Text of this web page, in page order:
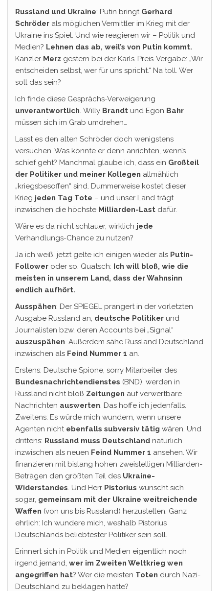
Russland und Ukraine: Putin bringt Gerhard
Schröder als möglichen Vermittler im Krieg mit der
Ukraine ins Spiel. Und wie reagieren wir – Politik und
Medien? Lehnen das ab, weil’s von Putin kommt.
Kanzler Merz gestern bei der Karls-Preis-Vergabe: „Wir
entscheiden selbst, wer für uns spricht.“ Na toll. Wer
soll das sein?
Ich finde diese Gesprächs-Verweigerung
unverantwortlich. Willy Brandt und Egon Bahr
müssen sich im Grab umdrehen…
Lasst es den alten Schröder doch wenigstens
versuchen. Was könnte er denn anrichten, wenn’s
schief geht? Manchmal glaube ich, dass ein Großteil
der Politiker und meiner Kollegen allmählich
„kriegsbesoffen“ sind. Dummerweise kostet dieser
Krieg jeden Tag Tote – und unser Land trägt
inzwischen die höchste Milliarden-Last dafür.
Wäre es da nicht schlauer, wirklich jede
Verhandlungs-Chance zu nutzen?
Ja ich weiß, jetzt gelte ich einigen wieder als Putin-
Follower oder so. Quatsch: Ich will bloß, wie die
meisten in unserem Land, dass der Wahnsinn
endlich aufhört.
Ausspähen: Der SPIEGEL prangert in der vorletzten
Ausgabe Russland an, deutsche Politiker und
Journalisten bzw. deren Accounts bei „Signal“
auszuspähen. Außerdem sähe Russland Deutschland
inzwischen als Feind Nummer 1 an.
Erstens: Deutsche Spione, sorry Mitarbeiter des
Bundesnachrichtendienstes (BND), werden in
Russland nicht bloß Zeitungen auf verwertbare
Nachrichten auswerten. Das hoffe ich jedenfalls.
Zweitens: Es würde mich wundern, wenn unsere
Agenten nicht ebenfalls subversiv tätig wären. Und
drittens: Russland muss Deutschland natürlich
inzwischen als neuen Feind Nummer 1 ansehen. Wir
finanzieren mit bislang hohen zweistelligen Milliarden-
Beträgen den größten Teil des Ukraine-
Widerstandes. Und Herr Pistorius wünscht sich
sogar, gemeinsam mit der Ukraine weitreichende
Waffen (von uns bis Russland) herzustellen. Ganz
ehrlich: Ich wundere mich, weshalb Pistorius
Deutschlands beliebtester Politiker sein soll.
Erinnert sich in Politik und Medien eigentlich noch
irgend jemand, wer im Zweiten Weltkrieg wen
angegriffen hat? Wer die meisten Toten durch Nazi-
Deutschland zu beklagen hatte?